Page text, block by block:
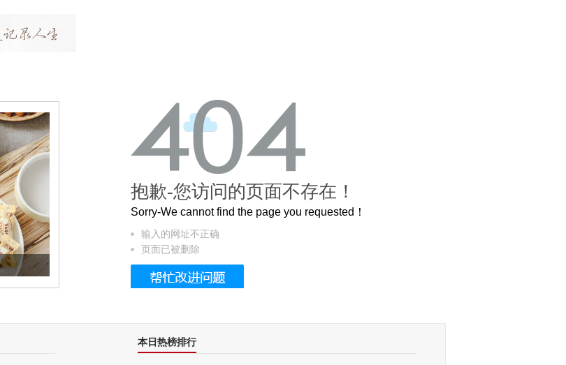
被列入佛家七宝的它到底有多美？
抱歉-您访问的页面不存在！
Sorry-We cannot find the page you requested！
输入的网址不正确
页面已被删除
本日热榜排行